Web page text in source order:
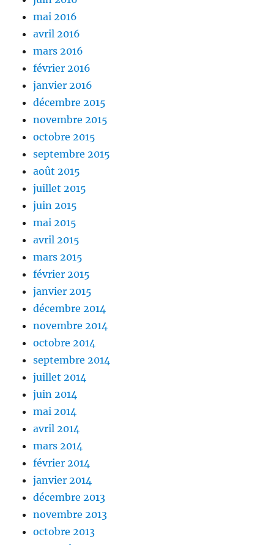
mai 2016
avril 2016
mars 2016
février 2016
janvier 2016
décembre 2015
novembre 2015
octobre 2015
septembre 2015
août 2015
juillet 2015
juin 2015
mai 2015
avril 2015
mars 2015
février 2015
janvier 2015
décembre 2014
novembre 2014
octobre 2014
septembre 2014
juillet 2014
juin 2014
mai 2014
avril 2014
mars 2014
février 2014
janvier 2014
décembre 2013
novembre 2013
octobre 2013